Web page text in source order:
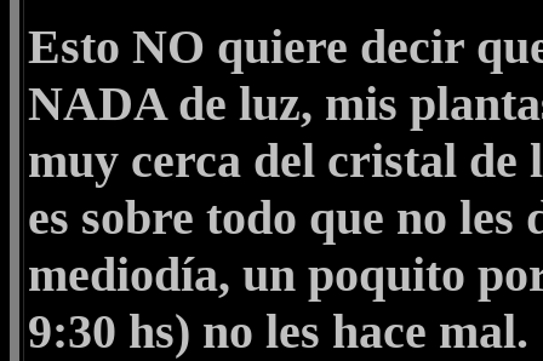
Esto NO quiere decir
NADA de luz, mis
muy cerca del cristal de
es sobre todo que no
mediodía, un poquito
9:30 hs) no les hace mal.